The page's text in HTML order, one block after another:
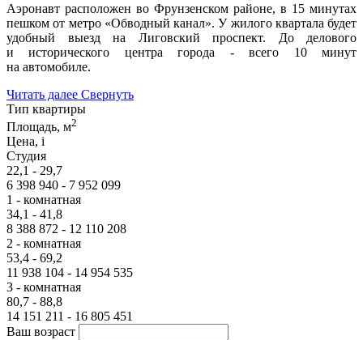
Аэронавт расположен во Фрунзенском районе, в 15 минутах
пешком от метро «Обводный канал». У жилого квартала будет
удобный выезд на Лиговский проспект. До делового
и исторического центра города - всего 10 минут
на автомобиле.
Читать далее Свернуть
Тип квартиры
Площадь, м2
Цена, i
Студия
22,1 - 29,7
6 398 940 - 7 952 099
1 - комнатная
34,1 - 41,8
8 388 872 - 12 110 208
2 - комнатная
53,4 - 69,2
11 938 104 - 14 954 535
3 - комнатная
80,7 - 88,8
14 151 211 - 16 805 451
Ваш возраст